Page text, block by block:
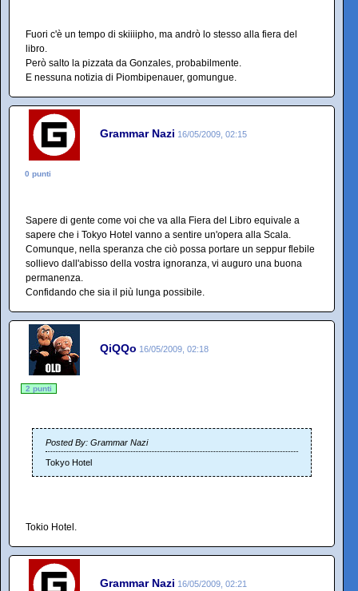
Fuori c'è un tempo di skiiiipho, ma andrò lo stesso alla fiera del
libro.
Però salto la pizzata da Gonzales, probabilmente.
E nessuna notizia di Piombipenauer, gomungue.
Grammar Nazi 16/05/2009, 02:15
0 punti
Sapere di gente come voi che va alla Fiera del Libro equivale a
sapere che i Tokyo Hotel vanno a sentire un'opera alla Scala.
Comunque, nella speranza che ciò possa portare un seppur flebile
sollievo dall'abisso della vostra ignoranza, vi auguro una buona
permanenza.
Confidando che sia il più lunga possibile.
QiQQo 16/05/2009, 02:18
2 punti
Posted By: Grammar Nazi
Tokyo Hotel
Tokio Hotel.
Grammar Nazi 16/05/2009, 02:21